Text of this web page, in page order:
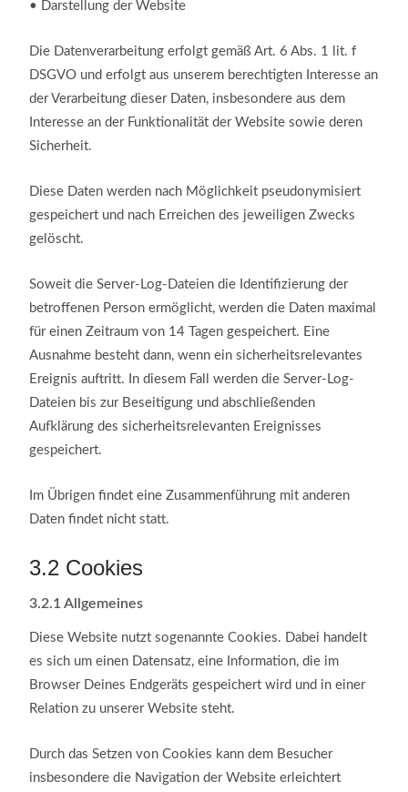
• Darstellung der Website
Die Datenverarbeitung erfolgt gemäß Art. 6 Abs. 1 lit. f
DSGVO und erfolgt aus unserem berechtigten Interesse an
der Verarbeitung dieser Daten, insbesondere aus dem
Interesse an der Funktionalität der Website sowie deren
Sicherheit.
Diese Daten werden nach Möglichkeit pseudonymisiert
gespeichert und nach Erreichen des jeweiligen Zwecks
gelöscht.
Soweit die Server-Log-Dateien die Identifizierung der
betroffenen Person ermöglicht, werden die Daten maximal
für einen Zeitraum von 14 Tagen gespeichert. Eine
Ausnahme besteht dann, wenn ein sicherheitsrelevantes
Ereignis auftritt. In diesem Fall werden die Server-Log-
Dateien bis zur Beseitigung und abschließenden
Aufklärung des sicherheitsrelevanten Ereignisses
gespeichert.
Im Übrigen findet eine Zusammenführung mit anderen
Daten findet nicht statt.
3.2 Cookies
3.2.1 Allgemeines
Diese Website nutzt sogenannte Cookies. Dabei handelt
es sich um einen Datensatz, eine Information, die im
Browser Deines Endgeräts gespeichert wird und in einer
Relation zu unserer Website steht.
Durch das Setzen von Cookies kann dem Besucher
insbesondere die Navigation der Website erleichtert